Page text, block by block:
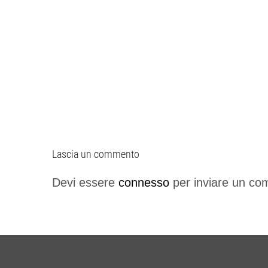
Lascia un commento
Devi essere connesso per inviare un